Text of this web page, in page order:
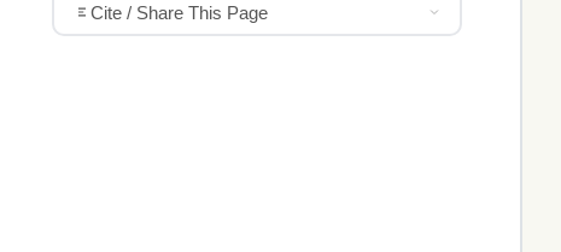
Cite / Share This Page